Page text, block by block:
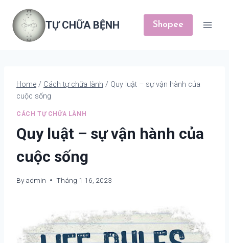
content
TỰ CHỮA BỆNH Shopee
Home / Cách tự chữa lành / Quy luật – sự vận hành của
cuộc sống
CÁCH TỰ CHỮA LÀNH
Quy luật – sự vận hành của
cuộc sống
By admin Tháng 1 16, 2023